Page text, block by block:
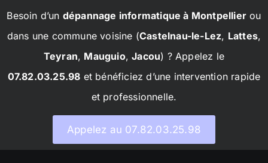
Besoin d’un dépannage informatique à Montpellier ou
dans une commune voisine (Castelnau-le-Lez, Lattes,
Teyran, Mauguio,Jacou) ? Appelez le
07.82.03.25.98 et bénéficiez d’une intervention rapide
et professionnelle.
Appelez au 07.82.03.25.98